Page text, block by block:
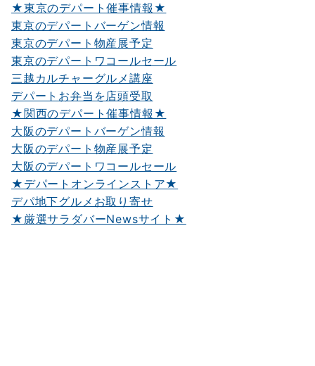
★東京のデパート催事情報★
東京のデパートバーゲン情報
東京のデパート物産展予定
東京のデパートワコールセール
三越カルチャーグルメ講座
デパートお弁当を店頭受取
★関西のデパート催事情報★
大阪のデパートバーゲン情報
大阪のデパート物産展予定
大阪のデパートワコールセール
★デパートオンラインストア★
デパ地下グルメお取り寄せ
★厳選サラダバーNewsサイト★